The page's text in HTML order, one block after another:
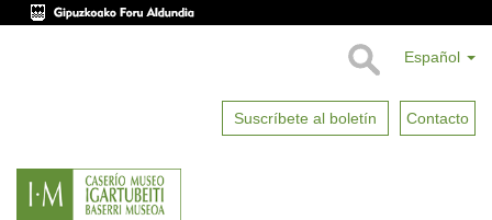
Español
Suscríbete al boletín Contacto